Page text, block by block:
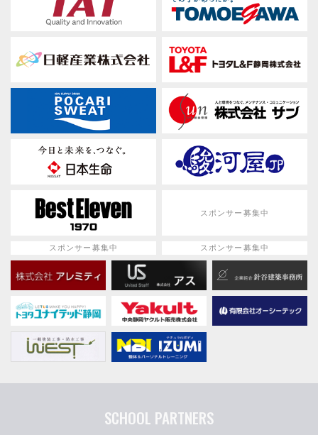
スポンサー募集中
スポンサー募集中 スポンサー募集中
SCHOOL PARTNERS